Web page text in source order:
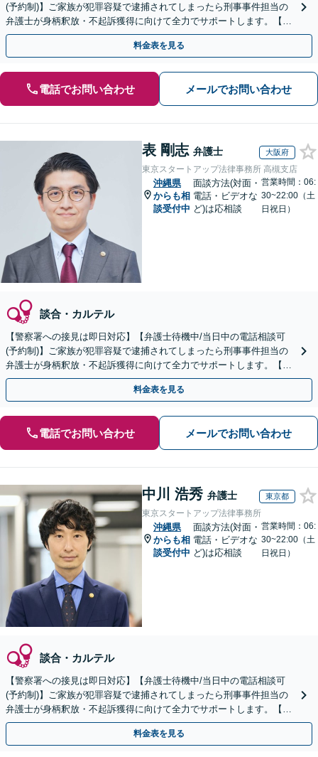
(予約制)】ご家族が犯罪容疑で逮捕されてしまったら刑事事件担当の
弁護士が身柄釈放・不起訴獲得に向けて全力でサポートします。【毎
月100名以上の相談実績】【全国対応】
料金表を見る
電話でお問い合わせ メールでお問い合わせ
表 剛志 弁護士 大阪府
東京スタートアップ法律事務所 高槻支店
沖縄県
からも相
談受付中
面談方法(対面・
電話・ビデオな
ど)は応相談
営業時間：06:
30~22:00（土
日祝日）
談合・カルテル
【警察署への接見は即日対応】【弁護士待機中/当日中の電話相談可
(予約制)】ご家族が犯罪容疑で逮捕されてしまったら刑事事件担当の
弁護士が身柄釈放・不起訴獲得に向けて全力でサポートします。【毎
月100名以上の相談実績】【全国対応】
料金表を見る
電話でお問い合わせ メールでお問い合わせ
中川 浩秀 弁護士 東京都
東京スタートアップ法律事務所
沖縄県
からも相
談受付中
面談方法(対面・
電話・ビデオな
ど)は応相談
営業時間：06:
30~22:00（土
日祝日）
談合・カルテル
【警察署への接見は即日対応】【弁護士待機中/当日中の電話相談可
(予約制)】ご家族が犯罪容疑で逮捕されてしまったら刑事事件担当の
弁護士が身柄釈放・不起訴獲得に向けて全力でサポートします。【毎
月100名以上の相談実績】【全国対応】
料金表を見る